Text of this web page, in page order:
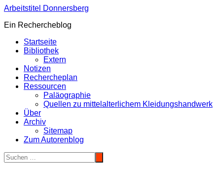
Zum
springen
Arbeitstitel Donnersberg
Ein Rechercheblog
Startseite
Bibliothek
Extern
Notizen
Rechercheplan
Ressourcen
Paläographie
Quellen zu mittelalterlichem Kleidungshandwerk
Über
Archiv
Sitemap
Zum Autorenblog